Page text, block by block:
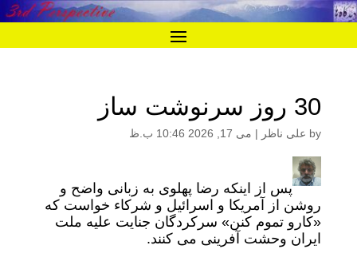
30 روز سرنوشت ساز
by علی ناظر | می 17, 2026 10:46 ب.ظ
پس از اینکه رضا پهلوی به زبانی واضح و
روشن از آمریکا و اسرائیل و شرکاء خواست که
«کارو تموم کنن» سرکردگان جنایت علیه ملت
ایران وحشت آفرینی می کنند.